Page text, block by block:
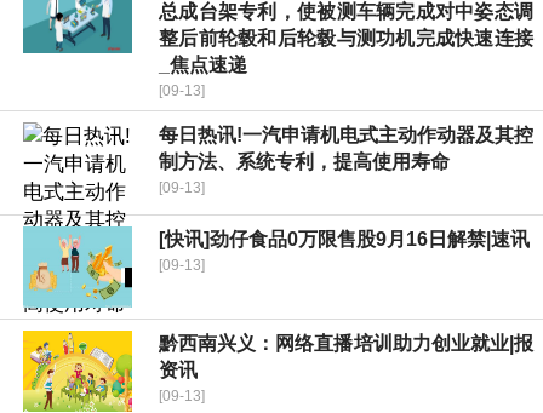
总成台架专利，使被测车辆完成对中姿态调
整后前轮毂和后轮毂与测功机完成快速连接
_焦点速递
[09-13]
每日热讯!一汽申请机电式主动作动器及其控
制方法、系统专利，提高使用寿命
[09-13]
[快讯]劲仔食品0万限售股9月16日解禁|速讯
[09-13]
黔西南兴义：网络直播培训助力创业就业|报
资讯
[09-13]